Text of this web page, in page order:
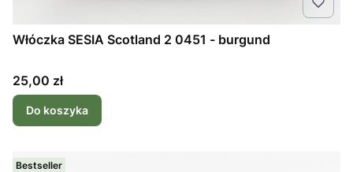
Włóczka SESIA Scotland 2 0451 - burgund
Cena
25,00 zł
Do koszyka
Bestseller